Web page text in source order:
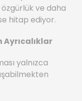
ve daha
hitap ediyor.
yalnızca